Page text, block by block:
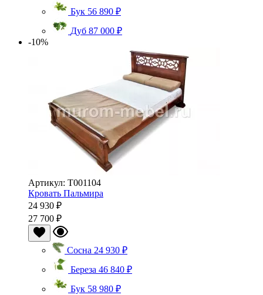
Бук 56 890 ₽
Дуб 87 000 ₽
-10%
Артикул: Т001104
Кровать Пальмира
24 930 ₽
27 700 ₽
Сосна 24 930 ₽
Береза 46 840 ₽
Бук 58 980 ₽